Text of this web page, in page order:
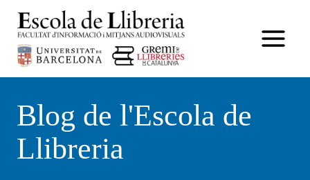
contingut
Blog de l'Escola de
Llibreria